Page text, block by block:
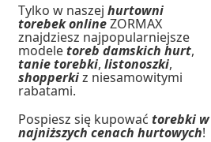
Tylko w naszejhurtowni
torebek onlineZORMAX
znajdziesz najpopularniejsze
modeletoreb damskich hurt,
tanie torebki,listonoszki,
shopperkiz niesamowitymi
rabatami.
Pospiesz się kupowaćtorebki w
najniższych cenach hurtowych!